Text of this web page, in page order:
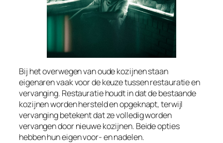
Bij het overwegen van oude kozijnen staan
eigenaren vaak voor de keuze tussen restauratie en
vervanging. Restauratie houdt in dat de bestaande
kozijnen worden hersteld en opgeknapt, terwijl
vervanging betekent dat ze volledig worden
vervangen door nieuwe kozijnen. Beide opties
hebben hun eigen voor- en nadelen.